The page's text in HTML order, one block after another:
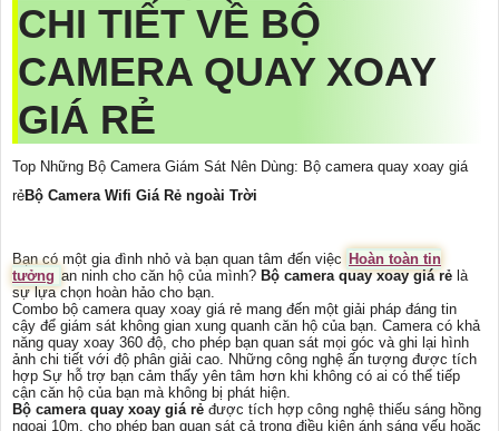
CHI TIẾT VỀ BỘ
CAMERA QUAY XOAY
GIÁ RẺ
Top Những Bộ Camera Giám Sát Nên Dùng: Bộ camera quay xoay giá
rẻBộ Camera Wifi Giá Rẻ ngoài Trời
Bạn có một gia đình nhỏ và bạn quan tâm đến việc Hoàn toàn tin
tưởng an ninh cho căn hộ của mình? Bộ camera quay xoay giá rẻ là
sự lựa chọn hoàn hảo cho bạn.
Combo bộ camera quay xoay giá rẻ mang đến một giải pháp đáng tin
cậy để giám sát không gian xung quanh căn hộ của bạn. Camera có khả
năng quay xoay 360 độ, cho phép bạn quan sát mọi góc và ghi lại hình
ảnh chi tiết với độ phân giải cao. Những công nghệ ấn tượng được tích
hợp Sự hỗ trợ bạn cảm thấy yên tâm hơn khi không có ai có thể tiếp
cận căn hộ của bạn mà không bị phát hiện.
Bộ camera quay xoay giá rẻ được tích hợp công nghệ thiếu sáng hồng
ngoại 10m, cho phép bạn quan sát cả trong điều kiện ánh sáng yếu hoặc